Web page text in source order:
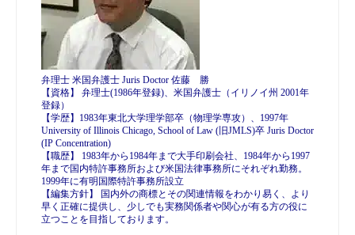
弁理士 米国弁護士 Juris Doctor 佐藤 勝
【資格】 弁理士(1986年登録)、米国弁護士（イリノイ州 2001年
登録）
【学歴】1983年東北大学理学部卒（物理学専攻）、1997年
University of Illinois Chicago, School of Law (旧JMLS)卒 Juris Doctor
(IP Concentration)
【職歴】 1983年から1984年まで大手印刷会社、1984年から1997
年まで国内特許事務所および米国法律事務所にそれぞれ勤務。
1999年に有明国際特許事務所設立
【編集方針】 国内外の商標とその関連情報をわかり易く、より
早く正確に提供し、少しでも実務関係者や関心が有る方の役に
立つことを目指しております。